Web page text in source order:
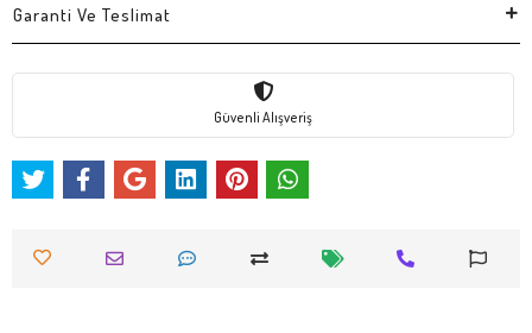
Garanti Ve Teslimat
Güvenli Alışveriş